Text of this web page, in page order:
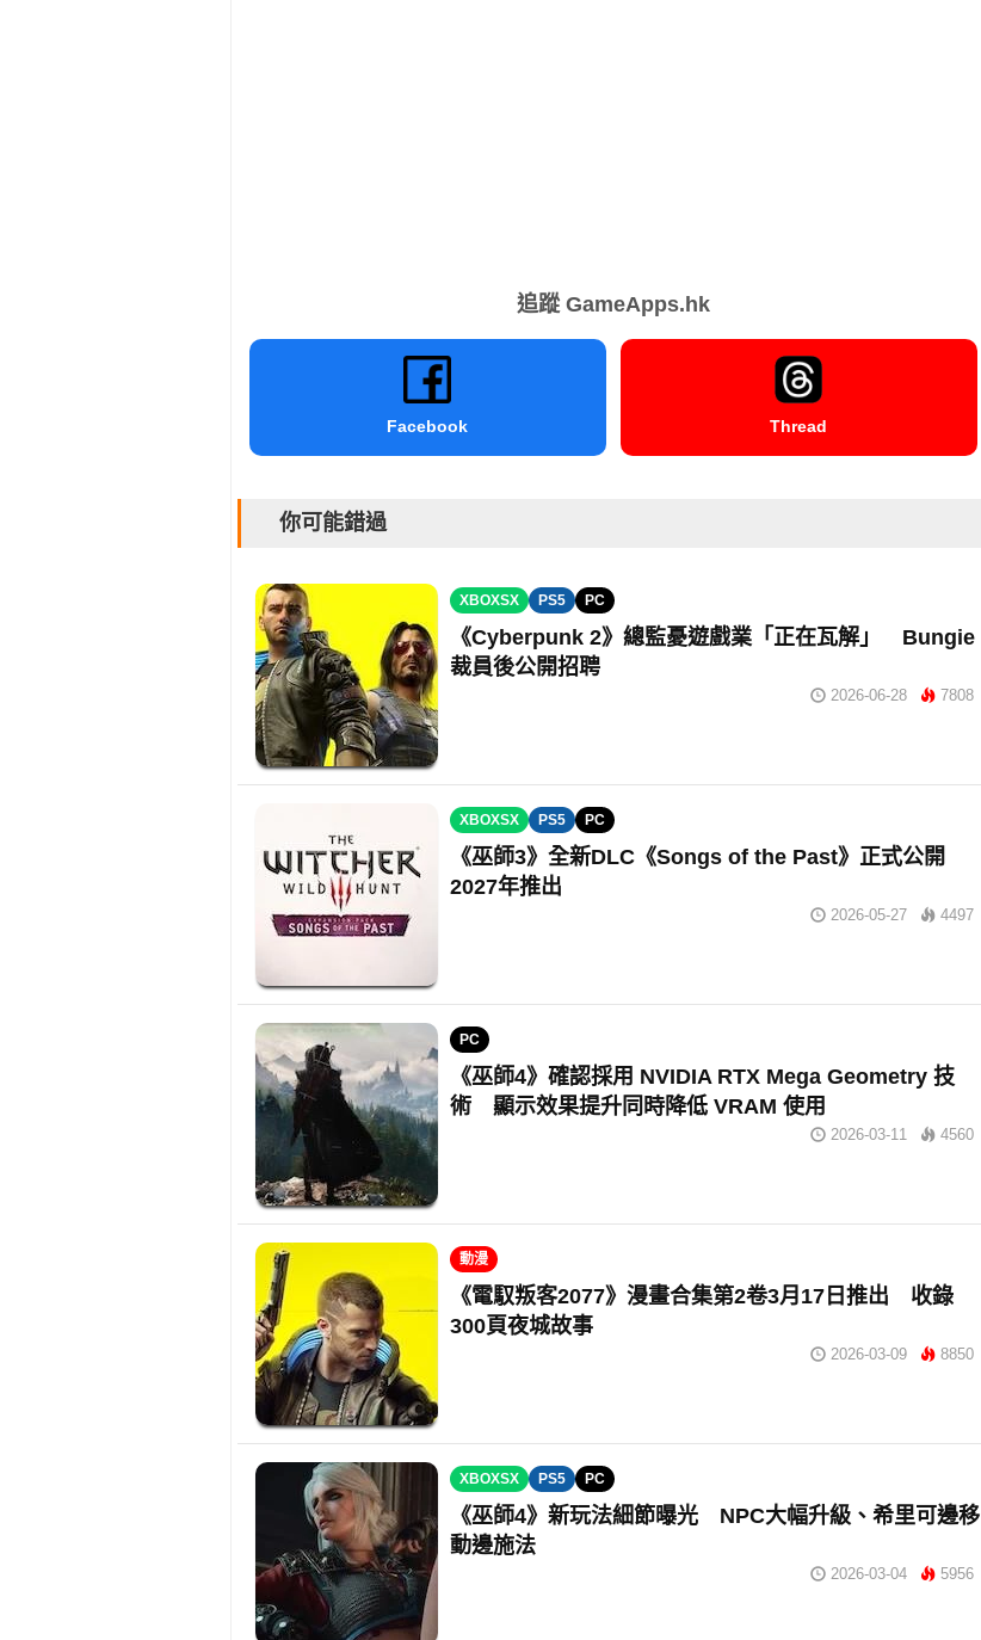
追蹤 GameApps.hk
Facebook Thread
你可能錯過
XBOXSX PS5 PC
《Cyberpunk 2》總監憂遊戲業「正在瓦解」 Bungie
裁員後公開招聘
2026-06-28 7808
XBOXSX PS5 PC
《巫師3》全新DLC《Songs of the Past》正式公開
2027年推出
2026-05-27 4497
PC
《巫師4》確認採用 NVIDIA RTX Mega Geometry 技
術 顯示效果提升同時降低 VRAM 使用
2026-03-11 4560
動漫
《電馭叛客2077》漫畫合集第2卷3月17日推出 收錄
300頁夜城故事
2026-03-09 8850
XBOXSX PS5 PC
《巫師4》新玩法細節曝光 NPC大幅升級、希里可邊移
動邊施法
2026-03-04 5956